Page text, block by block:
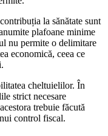
la sănătate sunt
plafoane minime
nu permite o delimitare
economică, ceea ce
cheltuielilor. În
strict necesare
trebuie făcută
control fiscal.